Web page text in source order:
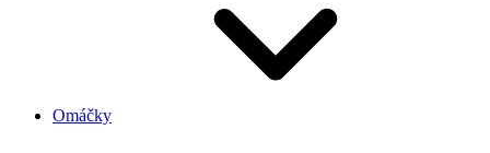
Omáčky